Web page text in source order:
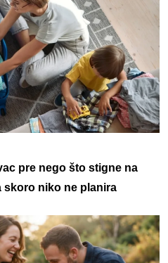
pre nego što stigne na
skoro niko ne planira